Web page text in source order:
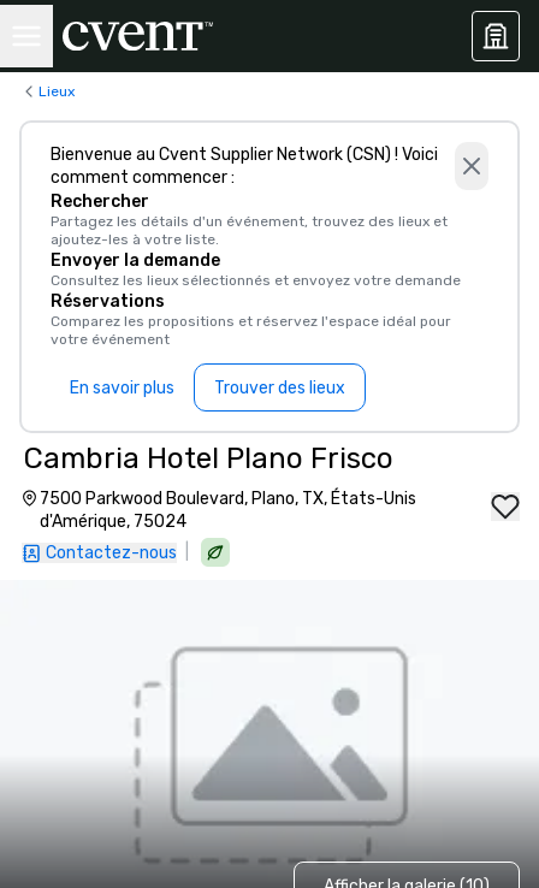
Lieux
Bienvenue au Cvent Supplier Network (CSN) ! Voici
comment commencer :
Rechercher
Partagez les détails d'un événement, trouvez des lieux et
ajoutez-les à votre liste.
Envoyer la demande
Consultez les lieux sélectionnés et envoyez votre demande
Réservations
Comparez les propositions et réservez l'espace idéal pour
votre événement
En savoir plus Trouver des lieux
Cambria Hotel Plano Frisco
7500 Parkwood Boulevard, Plano, TX, États-Unis
d'Amérique, 75024
Contactez-nous